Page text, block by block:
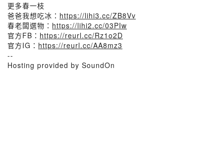
更多春一枝
爸爸我想吃冰： https://lihi3.cc/ZB8Vv
春老闆選物： https://lihi2.cc/03PIw
官方FB： https://reurl.cc/Rz1o2D
官方IG： https://reurl.cc/AA8mz3
--
Hosting provided by SoundOn